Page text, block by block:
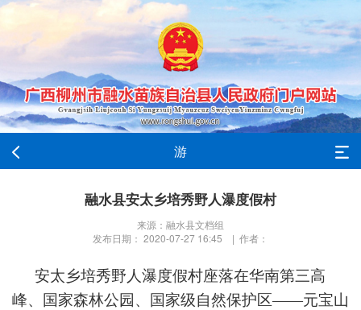
游
融水县安太乡培秀野人瀑度假村
来源：融水县文档组
发布日期： 2020-07-27 16:45 | 作者：
安太乡培秀野人瀑度假村座落在华南第三高
峰、国家森林公园、国家级自然保护区——元宝山